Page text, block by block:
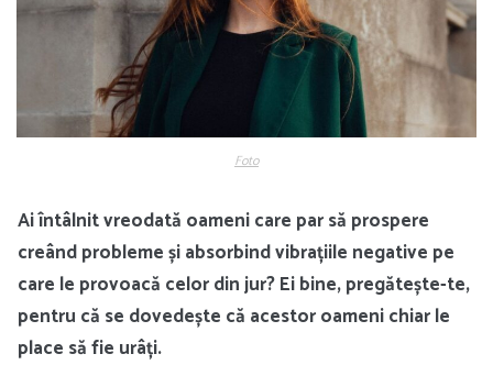
Foto
Ai întâlnit vreodată oameni care par să prospere
creând probleme și absorbind vibrațiile negative pe
care le provoacă celor din jur? Ei bine, pregătește-te,
pentru că se dovedește că acestor oameni chiar le
place să fie urâți.